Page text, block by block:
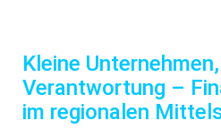
Kleine
Verantwortung –
im regionalen